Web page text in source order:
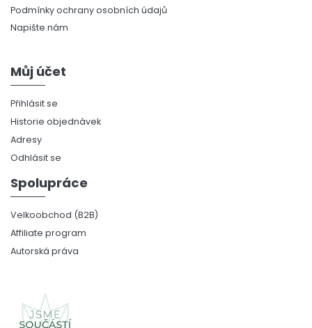
Podmínky ochrany osobních údajů
Napište nám
Můj účet
Přihlásit se
Historie objednávek
Adresy
Odhlásit se
Spolupráce
Velkoobchod (B2B)
Affiliate program
Autorská práva